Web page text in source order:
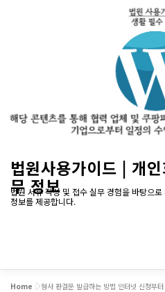
법원사용가이드 | 개
무 정보
법원 서류 작성 및 접수 실무 경험을 바탕으
정보를 제공합니다.
Home »형사 판결문 발급하는 방법 인터넷 신청부